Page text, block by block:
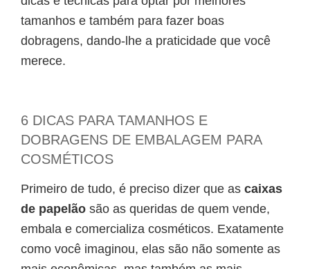
tamanhos e também para fazer boas
dobragens, dando-lhe a praticidade que você
merece.
6 DICAS PARA TAMANHOS E
DOBRAGENS DE EMBALAGEM PARA
COSMÉTICOS
Primeiro de tudo, é preciso dizer que as caixas
de papelão são as queridas de quem vende,
embala e comercializa cosméticos. Exatamente
como você imaginou, elas são não somente as